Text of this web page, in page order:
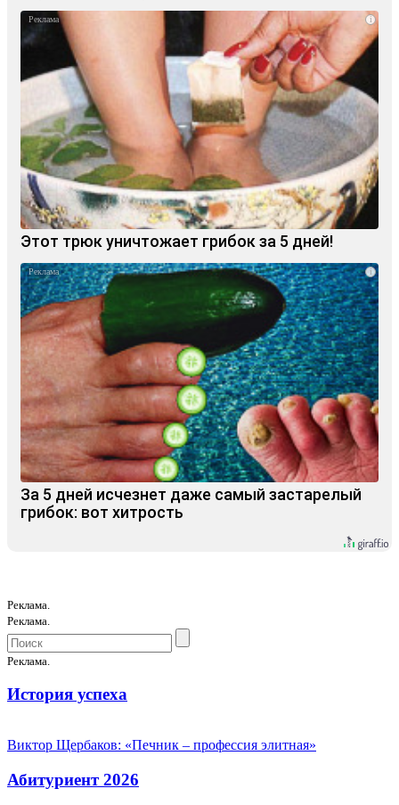
i
Этот трюк уничтожает грибок за 5 дней!
i
За 5 дней исчезнет даже самый застарелый
грибок: вот хитрость
Реклама.
Реклама.
Реклама.
История успеха
Виктор Щербаков: «Печник – профессия элитная»
Абитуриент 2026